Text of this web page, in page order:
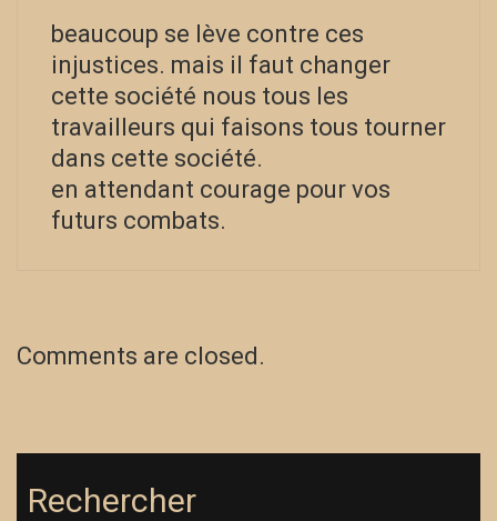
beaucoup se lève contre ces
injustices. mais il faut changer
cette société nous tous les
travailleurs qui faisons tous tourner
dans cette société.
en attendant courage pour vos
futurs combats.
Comments are closed.
Rechercher